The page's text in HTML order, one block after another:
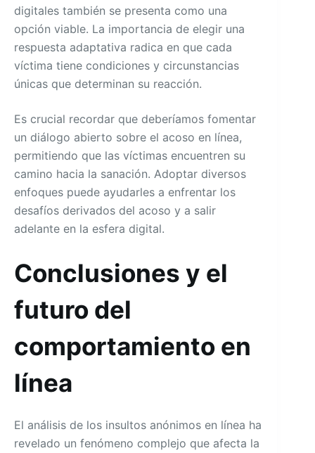
digitales también se presenta como una
opción viable. La importancia de elegir una
respuesta adaptativa radica en que cada
víctima tiene condiciones y circunstancias
únicas que determinan su reacción.
Es crucial recordar que deberíamos fomentar
un diálogo abierto sobre el acoso en línea,
permitiendo que las víctimas encuentren su
camino hacia la sanación. Adoptar diversos
enfoques puede ayudarles a enfrentar los
desafíos derivados del acoso y a salir
adelante en la esfera digital.
Conclusiones y el
futuro del
comportamiento en
línea
El análisis de los insultos anónimos en línea ha
revelado un fenómeno complejo que afecta la